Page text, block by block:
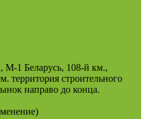
1 Беларусь, 108-й км.,
территория строительного
направо до конца.